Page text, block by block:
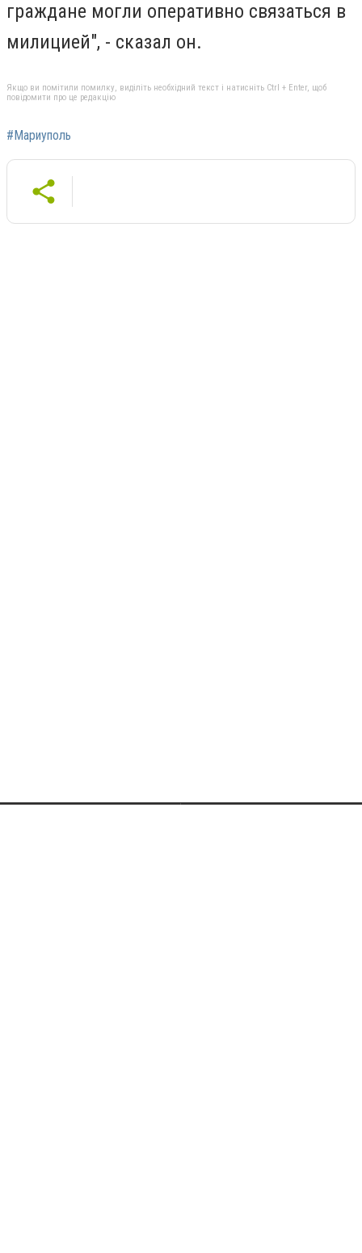
граждане могли оперативно связаться в
милицией", - сказал он.
Якщо ви помітили помилку, виділіть необхідний текст і натисніть Ctrl + Enter, щоб
повідомити про це редакцію
#Мариуполь